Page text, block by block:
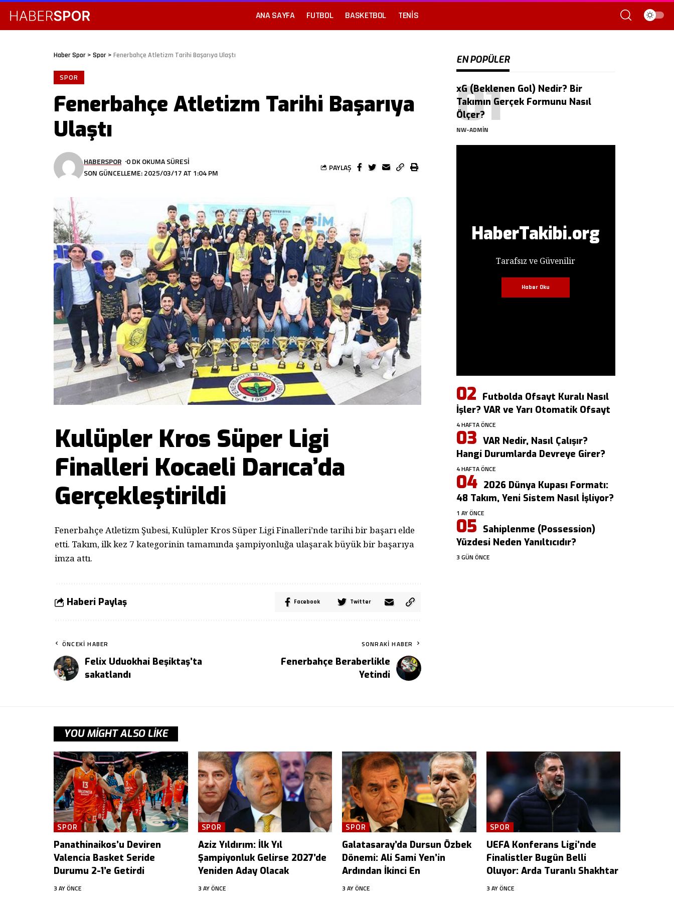
ANA SAYFA FUTBOL BASKETBOL TENIS
Haber Spor > Spor > Fenerbahçe Atletizm Tarihi Başarıya Ulaştı
SPOR
Fenerbahçe Atletizm Tarihi Başarıya
Ulaştı
SON GÜNCELLEME: 2025/03/17 AT 1:04 PM
HABERSPOR 0 DK OKUMA SÜRESI
PAYLAŞ
Kulüpler Kros Süper Ligi
Finalleri Kocaeli Darıca’da
Gerçekleştirildi
Fenerbahçe Atletizm Şubesi, Kulüpler Kros Süper Ligi Finalleri’nde tarihi bir başarı elde
etti. Takım, ilk kez 7 kategorinin tamamında şampiyonluğa ulaşarak büyük bir başarıya
imza attı.
Haberi Paylaş Facebook Twitter
ÖNCEKI HABER
Felix Uduokhai Beşiktaş’ta
sakatlandı
SONRAKI HABER
Fenerbahçe Beraberlikle
Yetindi
EN POPÜLER
xG (Beklenen Gol) Nedir? Bir
Takımın Gerçek Formunu Nasıl
Ölçer?
NW-ADMIN
HaberTakibi.org
Tarafsız ve Güvenilir
Haber Oku
Futbolda Ofsayt Kuralı Nasıl
İşler? VAR ve Yarı Otomatik Ofsayt
4 HAFTA ÖNCE
VAR Nedir, Nasıl Çalışır?
Hangi Durumlarda Devreye Girer?
4 HAFTA ÖNCE
2026 Dünya Kupası Formatı:
48 Takım, Yeni Sistem Nasıl İşliyor?
1 AY ÖNCE
Sahiplenme (Possession)
Yüzdesi Neden Yanıltıcıdır?
3 GÜN ÖNCE
YOU MIGHT ALSO LIKE
SPOR
Panathinaikos’u Deviren
Valencia Basket Seride
Durumu 2-1’e Getirdi
3 AY ÖNCE
SPOR
Aziz Yıldırım: İlk Yıl
Şampiyonluk Gelirse 2027’de
Yeniden Aday Olacak
3 AY ÖNCE
SPOR
Galatasaray’da Dursun Özbek
Dönemi: Ali Sami Yen’in
Ardından İkinci En
3 AY ÖNCE
SPOR
UEFA Konferans Ligi’nde
Finalistler Bugün Belli
Oluyor: Arda Turanlı Shakhtar
3 AY ÖNCE